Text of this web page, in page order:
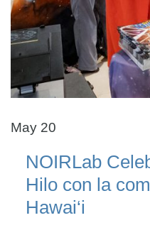
May 20
NOIRLab
Hilo con la
Hawai‘i